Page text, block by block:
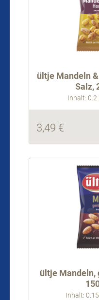
ültje Mandeln
Salz,
3,49 €
ültje Mandeln,